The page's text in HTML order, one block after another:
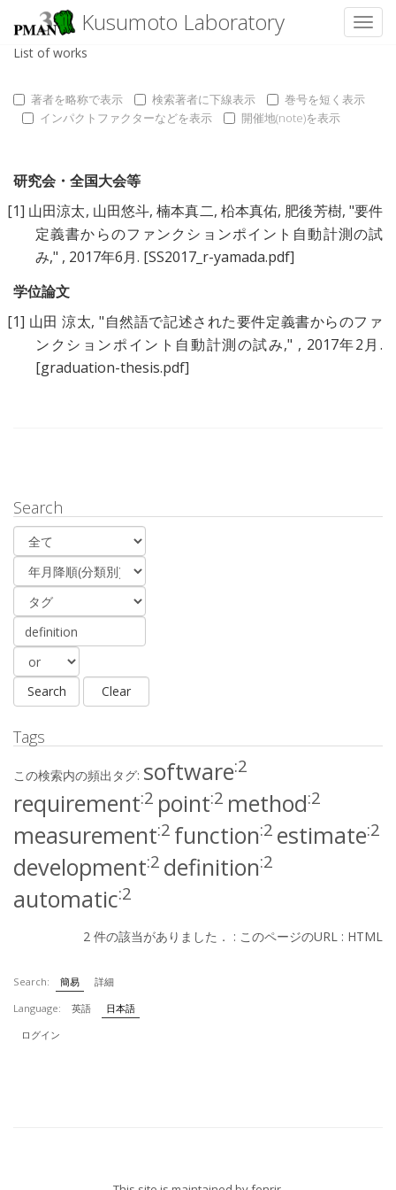
Kusumoto Laboratory
List of works
著者を略称で表示 検索著者に下線表示
巻号を短く表示
インパクトファクターなどを表示
開催地(note)を表示
研究会・全国大会等
[1] 山田涼太, 山田悠斗,楠本真二, 柗本真佑, 肥後芳樹, "要件
定義書からのファンクションポイント自動計測の試
み," , 2017年6月. [SS2017_r-yamada.pdf]
学位論文
[1] 山田 涼太, "自然語で記述された要件定義書からのファ
ンクションポイント自動計測の試み," , 2017年2月.
[graduation-thesis.pdf]
Search
Tags
この検索内の頻出タグ: software:2
requirement:2 point:2 method:2
measurement:2 function:2 estimate:2
development:2 definition:2
automatic:2
2 件の該当がありました． : このページのURL : HTML
Search: 簡易
詳細
Language:
英語
日本語
ログイン